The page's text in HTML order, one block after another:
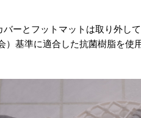
ーとフットマットは取り外し
）基準に適合した抗菌樹脂を使